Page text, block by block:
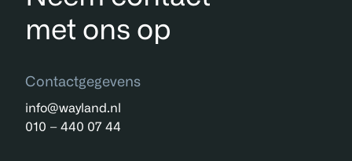
met ons op
Contactgegevens
info@wayland.nl
010 – 440 07 44